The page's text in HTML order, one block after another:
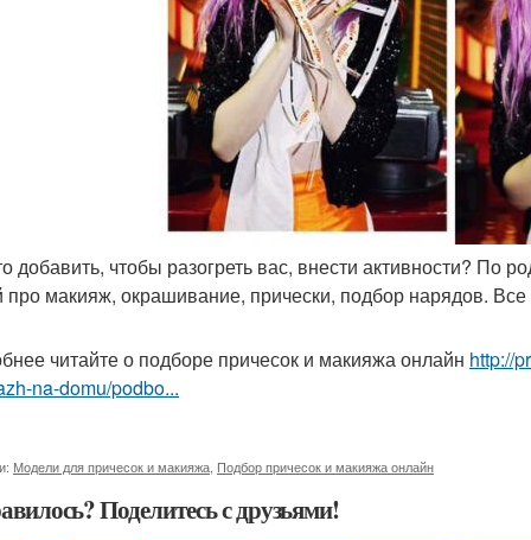
добавить, чтобы разогреть вас, внести активности? По
про макияж, окрашивание, прически, подбор нарядов.
читайте о подборе причесок и макияжа онлайн http://
na-domu/podbo...
Модели для причесок и макияжа Подбор причесок и макияжа онлайн
Поделитесь с друзьями!